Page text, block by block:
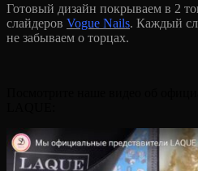
Готовый дизайн покрываем в 2
слайдеров Vogue Nails. Каждый
не забываем о торцах.